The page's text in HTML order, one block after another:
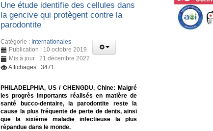
Une étude identifie des cellules dans
la gencive qui protègent contre la
parodontite
Catégorie : Internationales
Publication : 10 octobre 2019
Mis à jour : 21 décembre 2022
Affichages : 3471
PHILADELPHIA, US / CHENGDU, Chine: Malgré
les progrès importants réalisés en matière de
santé bucco-dentaire, la parodontite reste la
cause la plus fréquente de perte de dents, ainsi
que la sixième maladie infectieuse la plus
répandue dans le monde.